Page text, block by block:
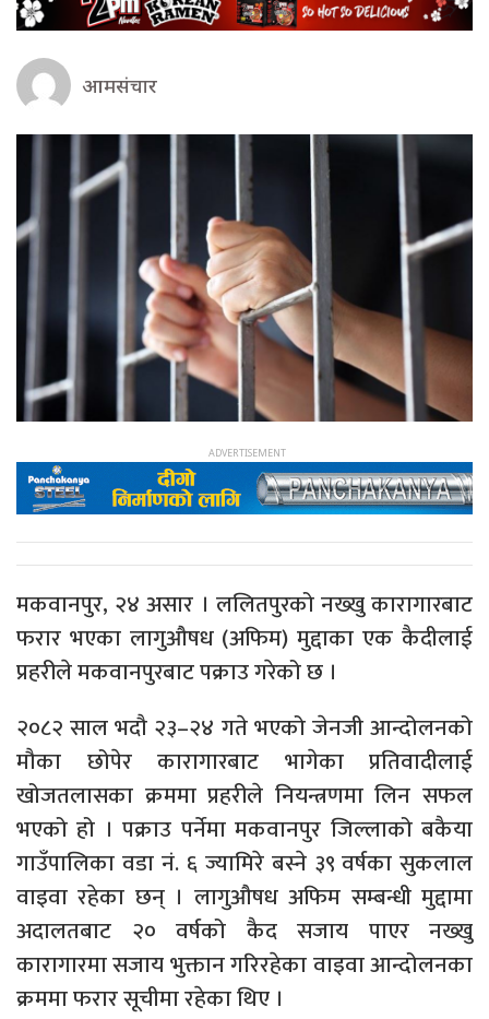
आमसंचार
मकवानपुर, २४ असार । ललितपुरको नख्खु कारागारबाट
फरार भएका लागुऔषध (अफिम) मुद्दाका एक कैदीलाई
प्रहरीले मकवानपुरबाट पक्राउ गरेको छ ।
२०८२ साल भदौ २३–२४ गते भएको जेनजी आन्दोलनको
मौका छोपेर कारागारबाट भागेका प्रतिवादीलाई
खोजतलासका क्रममा प्रहरीले नियन्त्रणमा लिन सफल
भएको हो । पक्राउ पर्नेमा मकवानपुर जिल्लाको बकैया
गाउँपालिका वडा नं. ६ ज्यामिरे बस्ने ३९ वर्षका सुकलाल
वाइवा रहेका छन् । लागुऔषध अफिम सम्बन्धी मुद्दामा
अदालतबाट २० वर्षको कैद सजाय पाएर नख्खु
कारागारमा सजाय भुक्तान गरिरहेका वाइवा आन्दोलनका
क्रममा फरार सूचीमा रहेका थिए ।